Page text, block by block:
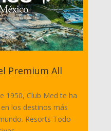
Premium All
1950, Club Med te ha
los destinos más
Resorts Todo